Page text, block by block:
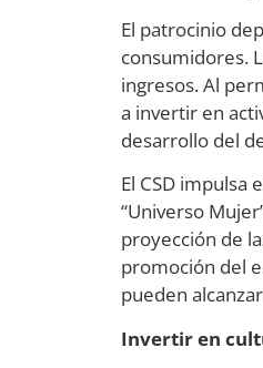
El patrocinio
consumidores.
ingresos. Al
a invertir en
desarrollo del
El CSD impulsa
“Universo
proyección de
promoción del
pueden
Invertir en